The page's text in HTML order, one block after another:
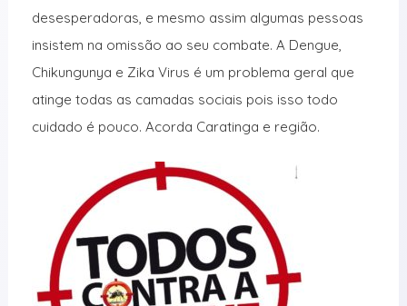
desesperadoras, e mesmo assim algumas pessoas
insistem na omissão ao seu combate. A Dengue,
Chikungunya e Zika Virus é um problema geral que
atinge todas as camadas sociais pois isso todo
cuidado é pouco. Acorda Caratinga e região.